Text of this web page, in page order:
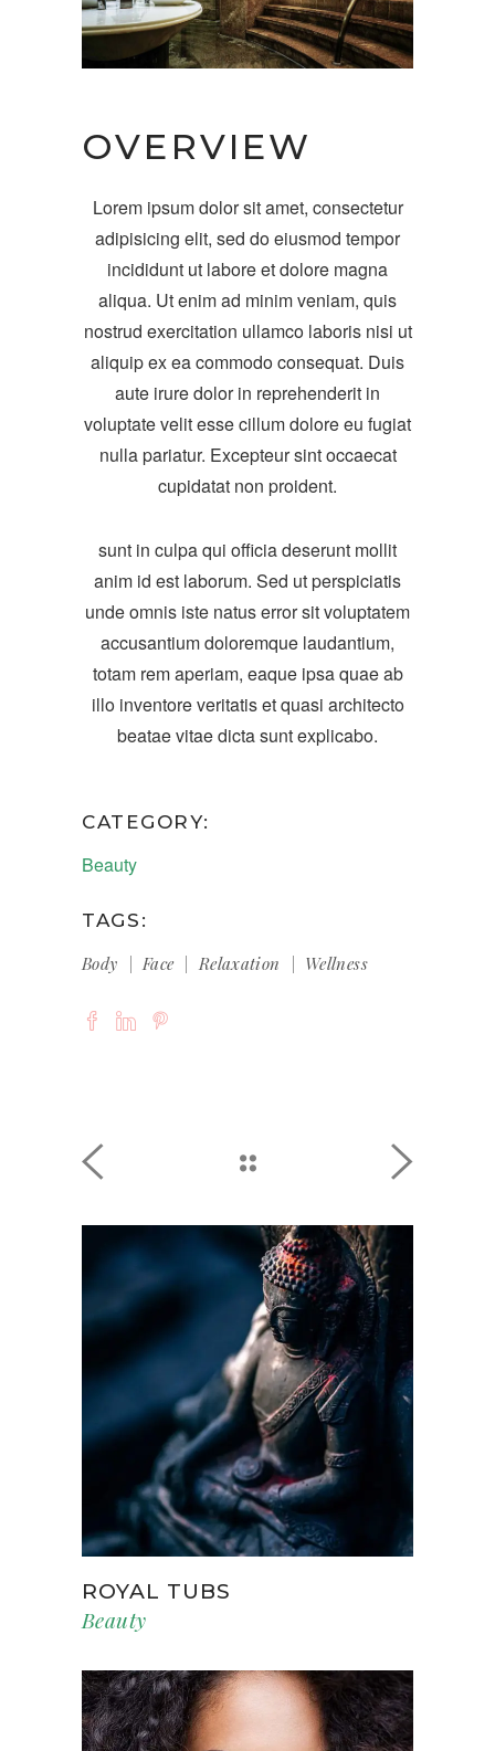
OVERVIEW
Lorem ipsum dolor sit amet, consectetur
adipisicing elit, sed do eiusmod tempor
incididunt ut labore et dolore magna
aliqua. Ut enim ad minim veniam, quis
nostrud exercitation ullamco laboris nisi ut
aliquip ex ea commodo consequat. Duis
aute irure dolor in reprehenderit in
voluptate velit esse cillum dolore eu fugiat
nulla pariatur. Excepteur sint occaecat
cupidatat non proident.
sunt in culpa qui officia deserunt mollit
anim id est laborum. Sed ut perspiciatis
unde omnis iste natus error sit voluptatem
accusantium doloremque laudantium,
totam rem aperiam, eaque ipsa quae ab
illo inventore veritatis et quasi architecto
beatae vitae dicta sunt explicabo.
CATEGORY:
Beauty
TAGS:
Body
Face Relaxation Wellness
ROYAL TUBS
Beauty